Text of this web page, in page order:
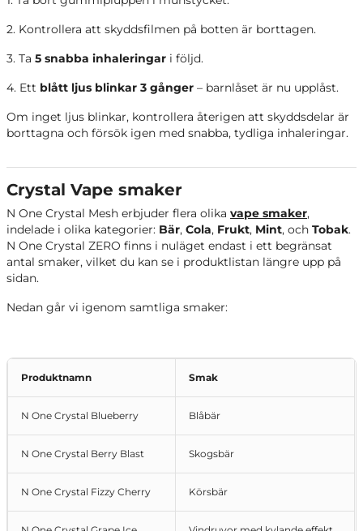
2. Kontrollera att skyddsfilmen på botten är borttagen.
3. Ta 5 snabba inhaleringar i följd.
4. Ett blått ljus blinkar 3 gånger – barnlåset är nu upplåst.
Om inget ljus blinkar, kontrollera återigen att skyddsdelar är
borttagna och försök igen med snabba, tydliga inhaleringar.
Crystal Vape smaker
N One Crystal Mesh erbjuder flera olika vape smaker,
indelade i olika kategorier: Bär, Cola, Frukt, Mint, och Tobak.
N One Crystal ZERO finns i nuläget endast i ett begränsat
antal smaker, vilket du kan se i produktlistan längre upp på
sidan.
Nedan går vi igenom samtliga smaker:
Produktnamn Smak
N One Crystal Blueberry Blåbär
N One Crystal Berry Blast Skogsbär
N One Crystal Fizzy Cherry Körsbär